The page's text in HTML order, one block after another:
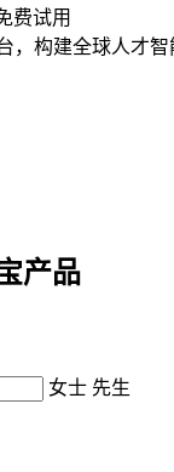
费试用
，构建全球人才
产品
女士 先生